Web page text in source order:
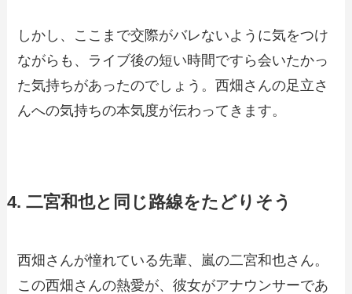
しかし、ここまで交際がバレないように気をつけ
ながらも、ライブ後の短い時間ですら会いたかっ
た気持ちがあったのでしょう。西畑さんの足立さ
んへの気持ちの本気度が伝わってきます。
4. 二宮和也と同じ路線をたどりそう
西畑さんが憧れている先輩、嵐の二宮和也さん。
この西畑さんの熱愛が、彼女がアナウンサーであ